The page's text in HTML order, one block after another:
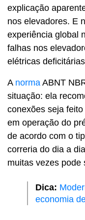
explicação
nos elevadores. E
experiência global
falhas nos
elétricas
A norma ABNT
situação: ela
conexões seja
em operação do
de acordo com o
correria do dia a
muitas vezes pode
Dica:
economia